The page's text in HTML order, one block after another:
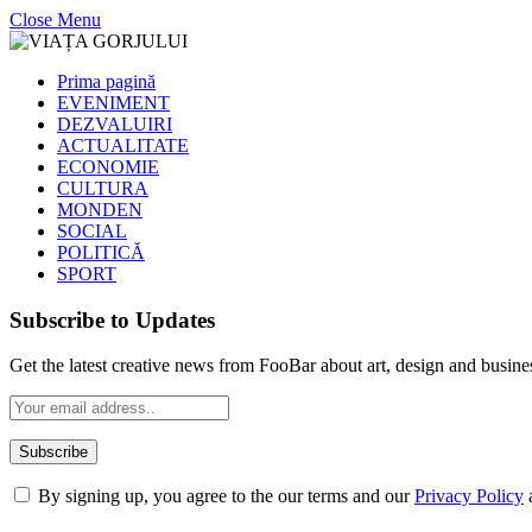
Close Menu
Prima pagină
EVENIMENT
DEZVALUIRI
ACTUALITATE
ECONOMIE
CULTURA
MONDEN
SOCIAL
POLITICĂ
SPORT
Subscribe to Updates
Get the latest creative news from FooBar about art, design and
By signing up, you agree to the our terms and ourPrivacy Policy